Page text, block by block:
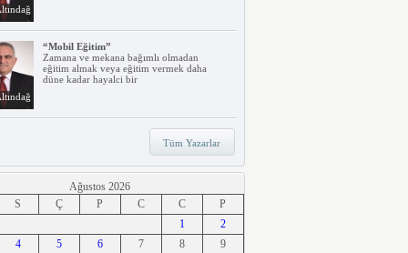
“Mobil Eğitim”
Zamana ve mekana bağımlı olmadan
eğitim almak veya eğitim vermek daha
düne kadar hayalci bir
“Teknoloji, Hızlı Tren ve İrem…”
Belki dikkatinizi çekmiştir. Türkiye’nin ilk
hızlı treni Ankara – Eskişehir
“Ne Duruyorsunuz, Dijitalleşsenize!”
Arabanız kendi kendine park ederken, siz
apartmanınıza giriyor ve evinizin kapısını
Tüm Yazarlar
Ağustos 2026
S Ç P C C
P
1
2
4 5 6 7 8
9